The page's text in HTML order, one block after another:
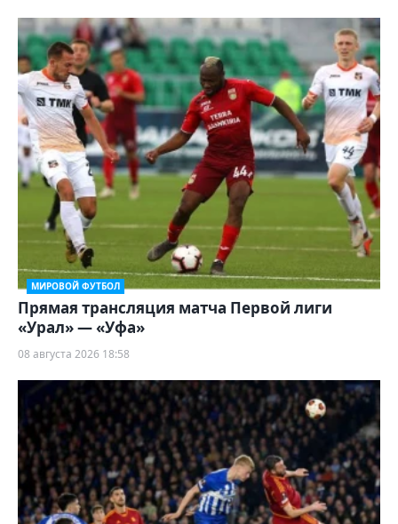
МИРОВОЙ ФУТБОЛ
Прямая трансляция матча Первой лиги
«Урал» — «Уфа»
08 августа 2026 18:58